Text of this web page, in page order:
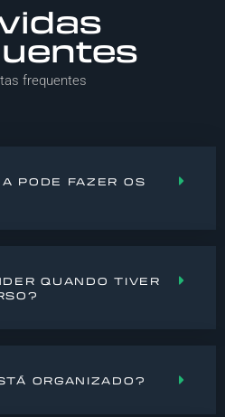
frequentes
PODE FAZER OS
QUANDO TIVER
ORGANIZADO?